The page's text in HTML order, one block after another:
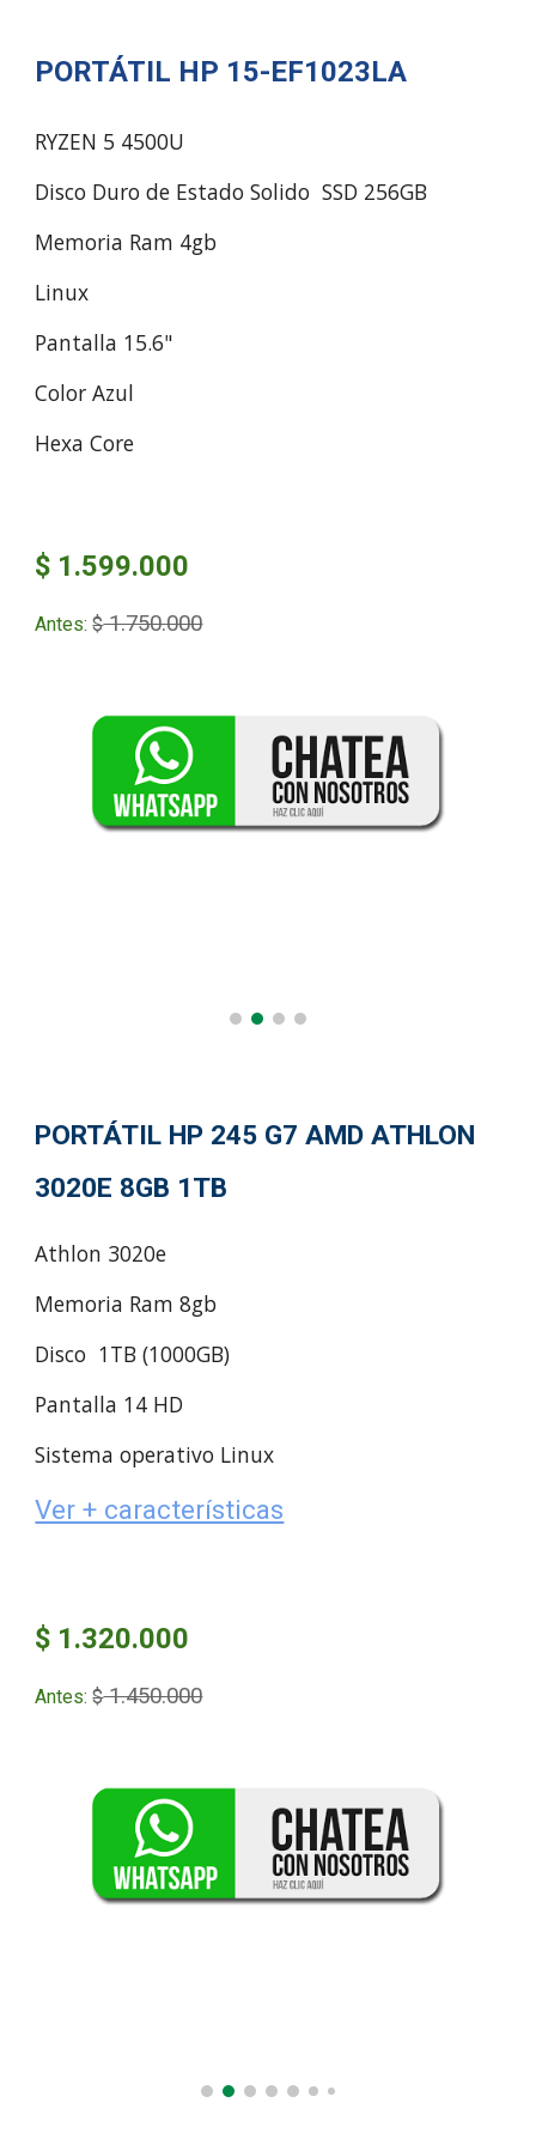
PORTÁTIL HP 15-EF1023LA
RYZEN 5 4500U
Disco Duro de Estado Solido SSD 256GB
Memoria Ram 4gb
Linux
Pantalla 15.6"
Color Azul
Hexa Core
$ 1.599.000
Antes:$1.750.000
PORTÁTIL HP 245 G7 AMD ATHLON
3020E 8GB 1TB
Athlon 3020e
Memoria Ram 8gb
Disco 1TB (1000GB)
Pantalla 14 HD
Sistema operativo Linux
Ver + características
$ 1.320.000
Antes:$1.450.000